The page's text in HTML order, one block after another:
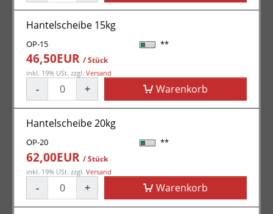
Hantelscheibe 15kg
OP-15 **
46,50EUR / Stück
inkl. 19% USt. zzgl. Versand
- + Warenkorb
Hantelscheibe 20kg
OP-20 **
62,00EUR / Stück
inkl. 19% USt. zzgl. Versand
- + Warenkorb